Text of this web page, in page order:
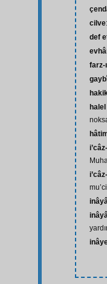
cilve
def
farz-